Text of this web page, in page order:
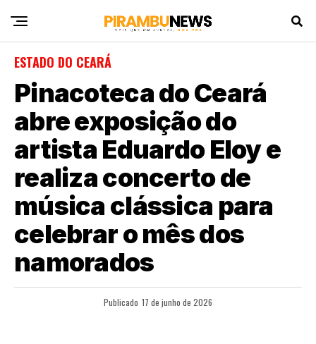
ESTADO DO CEARÁ
Pinacoteca do Ceará
abre exposição do
artista Eduardo Eloy e
realiza concerto de
música clássica para
celebrar o mês dos
namorados
Publicado 17 de junho de 2026